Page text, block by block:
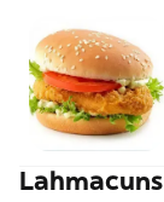
Lahmacuns